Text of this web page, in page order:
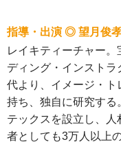
指導・出演 ◎ 望月俊
レイキティーチャー
ディング・インスト
代より、イメージ・
持ち、独自に研究す
テックスを設立し、
者としても3万人以上